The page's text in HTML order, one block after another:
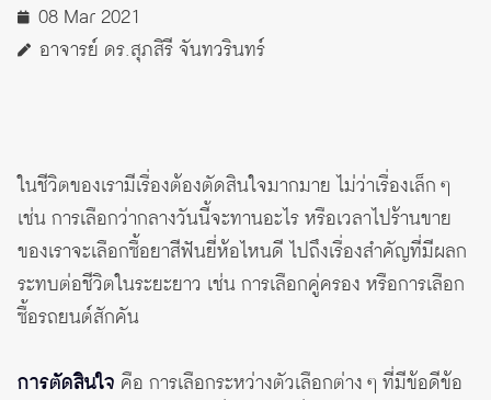
08 Mar 2021
อาจารย์ ดร.สุภสิรี จันทวรินทร์
ในชีวิตของเรามีเรื่องต้องตัดสินใจมากมาย ไม่ว่าเรื่องเล็ก ๆ
เช่น การเลือกว่ากลางวันนี้จะทานอะไร หรือเวลาไปร้านขาย
ของเราจะเลือกซื้อยาสีฟันยี่ห้อไหนดี ไปถึงเรื่องสำคัญที่มีผลก
ระทบต่อชีวิตในระยะยาว เช่น การเลือกคู่ครอง หรือการเลือก
ซื้อรถยนต์สักคัน
การตัดสินใจ คือ การเลือกระหว่างตัวเลือกต่าง ๆ ที่มีข้อดีข้อ